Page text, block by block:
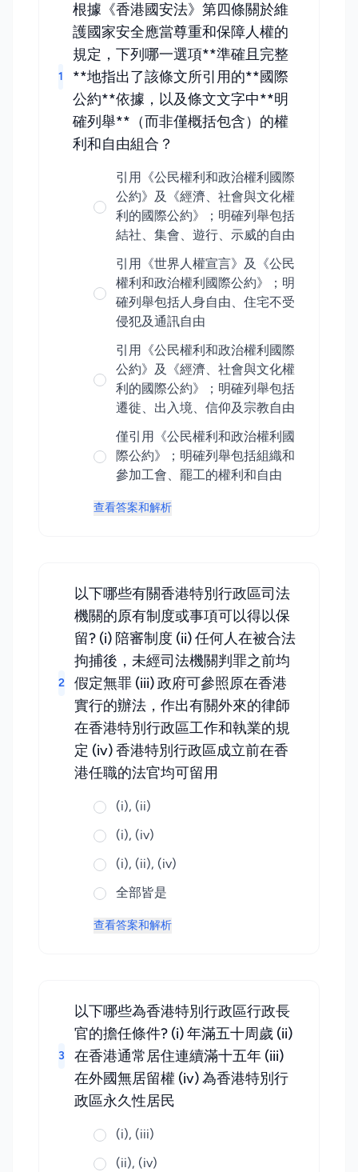
1
根據《香港國安法》第四條關於維
護國家安全應當尊重和保障人權的
規定，下列哪一選項**準確且完整
**地指出了該條文所引用的**國際
公約**依據，以及條文文字中**明
確列舉**（而非僅概括包含）的權
利和自由組合？
引用《公民權利和政治權利國際
公約》及《經濟、社會與文化權
利的國際公約》；明確列舉包括
結社、集會、遊行、示威的自由
引用《世界人權宣言》及《公民
權利和政治權利國際公約》；明
確列舉包括人身自由、住宅不受
侵犯及通訊自由
引用《公民權利和政治權利國際
公約》及《經濟、社會與文化權
利的國際公約》；明確列舉包括
遷徙、出入境、信仰及宗教自由
僅引用《公民權利和政治權利國
際公約》；明確列舉包括組織和
參加工會、罷工的權利和自由
查看答案和解析
2
以下哪些有關香港特別行政區司法
機關的原有制度或事項可以得以保
留? (i) 陪審制度 (ii) 任何人在被合法
拘捕後，未經司法機關判罪之前均
假定無罪 (iii) 政府可參照原在香港
實行的辦法，作出有關外來的律師
在香港特別行政區工作和執業的規
定 (iv) 香港特別行政區成立前在香
港任職的法官均可留用
(i), (ii)
(i), (iv)
(i), (ii), (iv)
全部皆是
查看答案和解析
3
以下哪些為香港特別行政區行政長
官的擔任條件? (i) 年滿五十周歲 (ii)
在香港通常居住連續滿十五年 (iii)
在外國無居留權 (iv) 為香港特別行
政區永久性居民
(i), (iii)
(ii), (iv)